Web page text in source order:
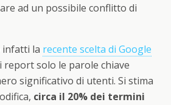
ad un possibile conflitto di
infatti la recente scelta di Google
solo le parole chiave
significativo di utenti. Si stima
circa il 20% dei termini